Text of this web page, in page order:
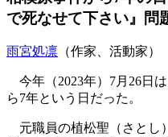
で死なせて下さい』問
雨宮処凛 （作家、活動家）
今年（2023年）7月26日
ら7年という日だった。
元職員の植松聖（さとし